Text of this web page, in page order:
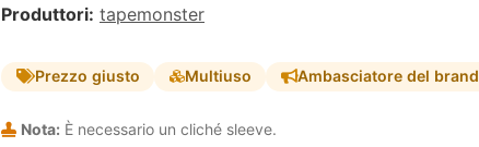
Produttori: tapemonster
Prezzo giusto Multiuso Ambasciatore del brand
Nota: È necessario un cliché sleeve.